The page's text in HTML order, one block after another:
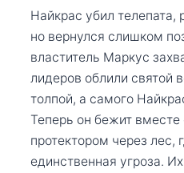
Найкрас убил
но вернулся слишком
властитель Маркус
лидеров облили святой
толпой, а самого
Теперь он бежит вместе
протектором через
единственная угроза.